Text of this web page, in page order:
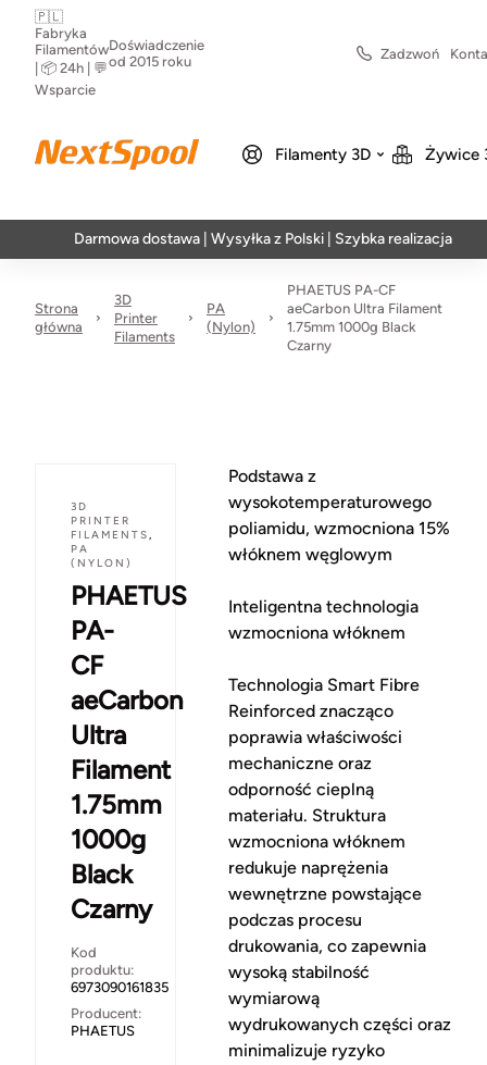
🇵🇱
Fabryka
Filamentów
| 📦 24h | 💬
Wsparcie
Doświadczenie
od 2015 roku
Zadzwoń
Filamenty 3D Żywice
Darmowa dostawa | Wysyłka z Polski | Szybka realizacja w 24h
Strona
główna
3D
Printer
Filaments
PA
(Nylon)
PHAETUS PA-CF
aeCarbon Ultra Filament
1.75mm 1000g Black
Czarny
3D
PRINTER
FILAMENTS,
PA
(NYLON)
PHAETUS
PA-
CF
aeCarbon
Ultra
Filament
1.75mm
1000g
Black
Czarny
Kod
produktu:
6973090161835
Producent:
PHAETUS
Podstawa z
wysokotemperaturowego
poliamidu, wzmocniona 15%
włóknem węglowym
Inteligentna technologia
wzmocniona włóknem
Technologia Smart Fibre
Reinforced znacząco
poprawia właściwości
mechaniczne oraz
odporność cieplną
materiału. Struktura
wzmocniona włóknem
redukuje naprężenia
wewnętrzne powstające
podczas procesu
drukowania, co zapewnia
wysoką stabilność
wymiarową
wydrukowanych części oraz
minimalizuje ryzyko